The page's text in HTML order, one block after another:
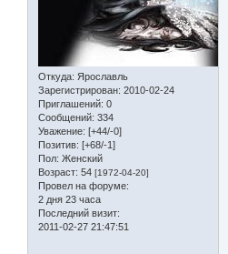
Откуда: Ярославль
Зарегистрирован: 2010-02-24
Приглашений: 0
Сообщений: 334
Уважение: [+44/-0]
Позитив: [+68/-1]
Пол: Женский
Возраст: 54 [1972-04-20]
Провел на форуме:
2 дня 23 часа
Последний визит:
2011-02-27 21:47:51